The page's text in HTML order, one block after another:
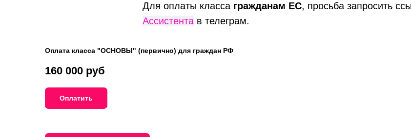
Для оплаты класса гражданам ЕС, просьба запросить
Ассистента в телеграм.
Оплата класса "ОСНОВЫ" (первично) для граждан РФ
160 000 руб
Оплатить